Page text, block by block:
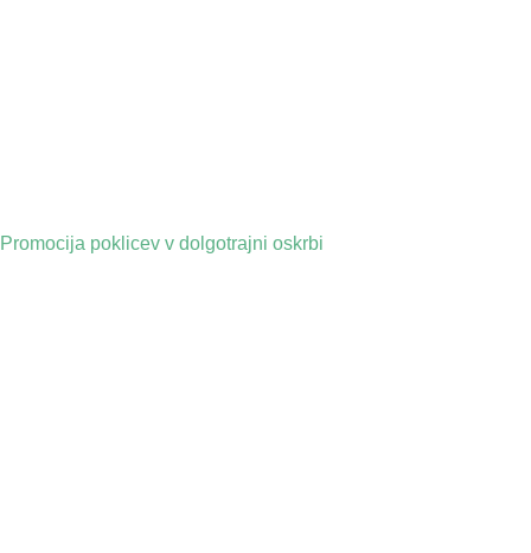
Promocija poklicev v dolgotrajni oskrbi